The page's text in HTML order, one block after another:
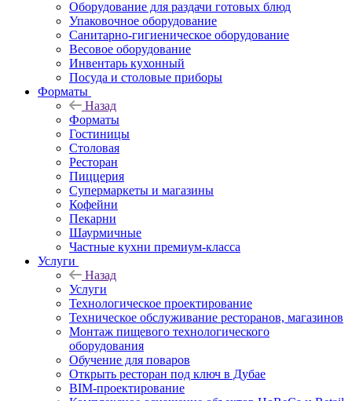
Оборудование для раздачи готовых блюд
Упаковочное оборудование
Санитарно-гигиеническое оборудование
Весовое оборудование
Инвентарь кухонный
Посуда и столовые приборы
Форматы
Назад
Форматы
Гостиницы
Столовая
Ресторан
Пиццерия
Супермаркеты и магазины
Кофейни
Пекарни
Шаурмичные
Частные кухни премиум-класса
Услуги
Назад
Услуги
Технологическое проектирование
Техническое обслуживание ресторанов, магазинов
Монтаж пищевого технологического
оборудования
Обучение для поваров
Открыть ресторан под ключ в Дубае
BIM-проектирование